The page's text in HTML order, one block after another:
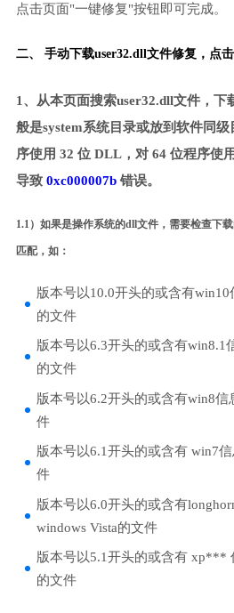
点击页面"一键修复"按钮即可完成。
二、 手动下载user32.dll文件修复， 点
1、从本页面搜索user32.dll文件，下
般是system系统目录或放到软件同
序使用 32 位 DLL，对 64 位程序使
导致 0xc000007b错误。
1.1）如果是操作系统的dll文件，需要检查下
匹配，如：
版本号以10.0开头的或含有
的文件
版本号以6.3开头的或含有win8.1
的文件
版本号以6.2开头的或含有win8信
件
版本号以6.1开头的或含有 win7
件
版本号以6.0开头的或含有
windows Vista的文件
版本号以5.1开头的或含有 xp***
的文件